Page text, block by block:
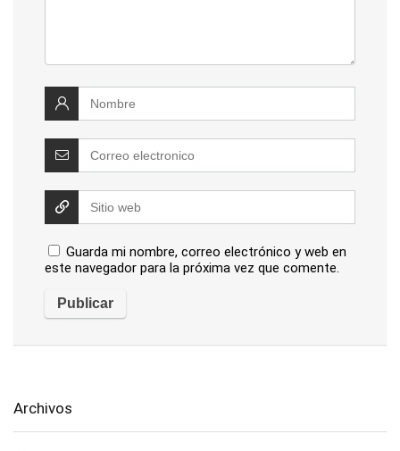
Guarda mi nombre, correo electrónico y web en
este navegador para la próxima vez que comente.
Archivos